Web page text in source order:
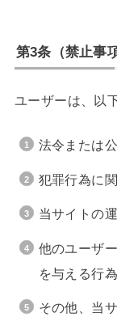
第3条（禁止事項
ユーザーは、以
法令または
犯罪行為に
当サイトの
他のユーザ
を与える行為
その他、当